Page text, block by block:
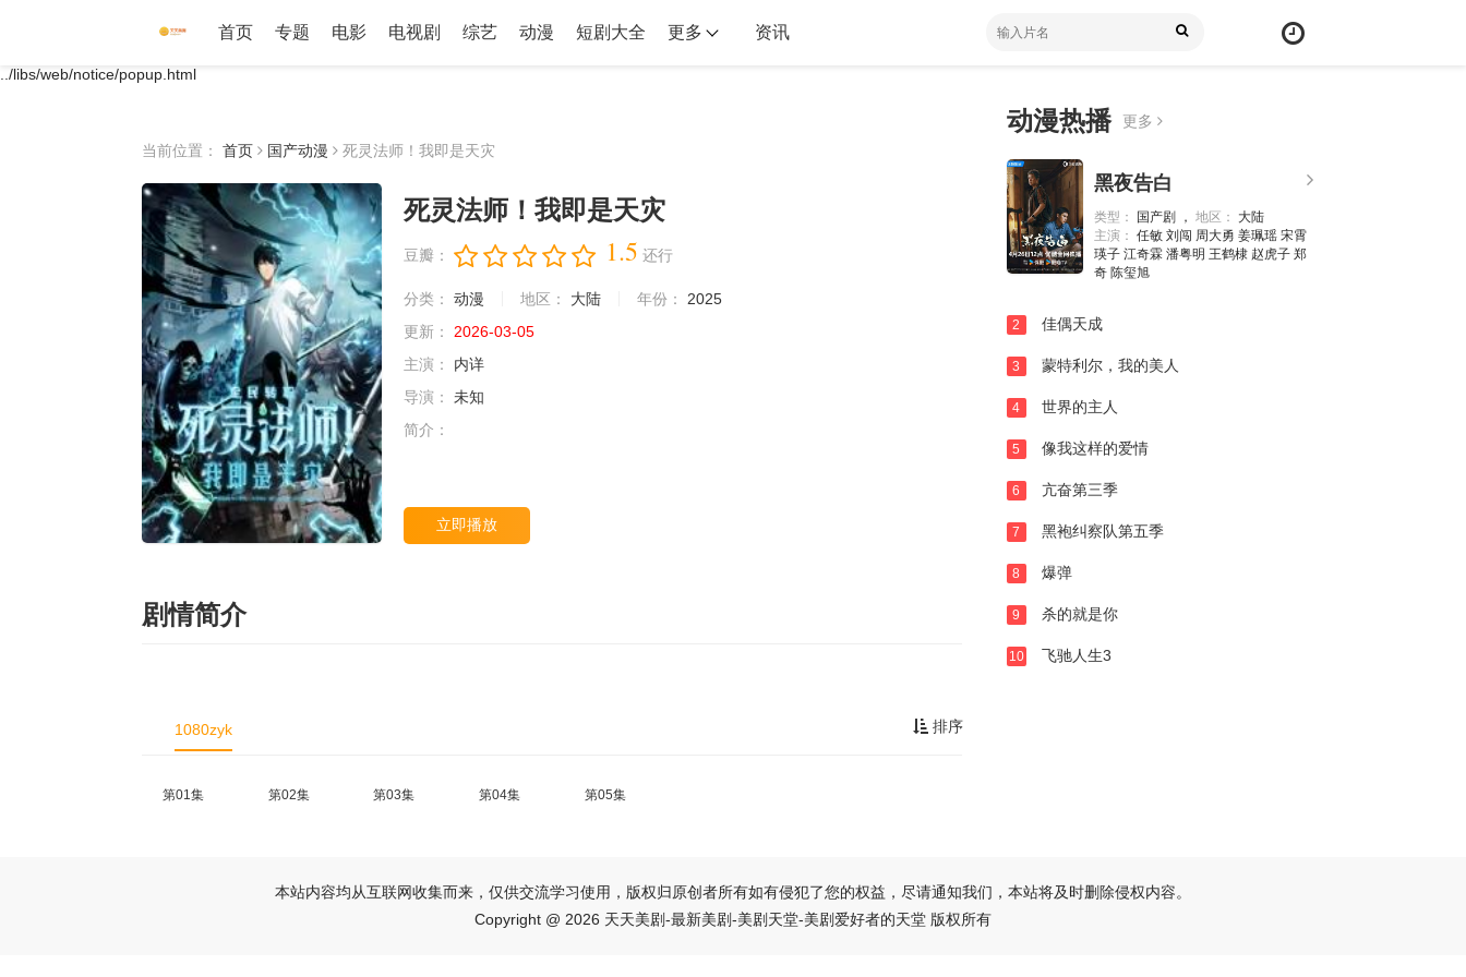
首页 专题 电影 电视剧 综艺 动漫 短剧大全 更多 资讯
../libs/web/notice/popup.html
当前位置： 首页 国产动漫 死灵法师！我即是天灾
死灵法师！我即是天灾
豆瓣： 1.5 还行
分类： 动漫 地区： 大陆 年份：
2025
更新：
2026-03-05
主演：
内详
导演：
未知
简介：
立即播放
剧情简介
排序
1080zyk
第01集 第02集 第03集 第04集 第05集
动漫热播 更多
黑夜告白
类型： 国产剧 ， 地区：
大陆
主演： 任敏 刘闯 周大勇 姜珮瑶 宋霄
瑛子 江奇霖 潘粤明 王鹤棣 赵虎子 郑
奇 陈玺旭
2 佳偶天成
3 蒙特利尔，我的美人
4 世界的主人
5 像我这样的爱情
6 亢奋第三季
7 黑袍纠察队第五季
8 爆弹
9 杀的就是你
10 飞驰人生3
本站内容均从互联网收集而来，仅供交流学习使用，版权归原创者所有如有侵犯了您的权益，尽请通知我们，本站将及时删除侵权内容。
Copyright @ 2026 天天美剧-最新美剧-美剧天堂-美剧爱好者的天堂 版权所有